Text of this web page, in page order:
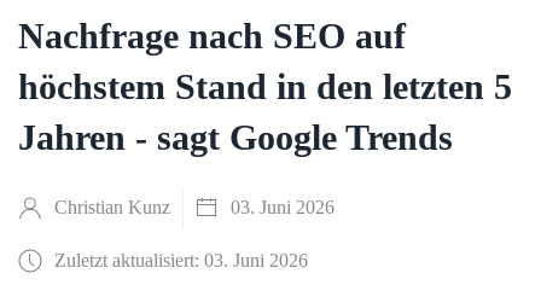
Nachfrage nach SEO auf
höchstem Stand in den letzten 5
Jahren - sagt Google Trends
Christian Kunz 03. Juni 2026
Zuletzt aktualisiert: 03. Juni 2026